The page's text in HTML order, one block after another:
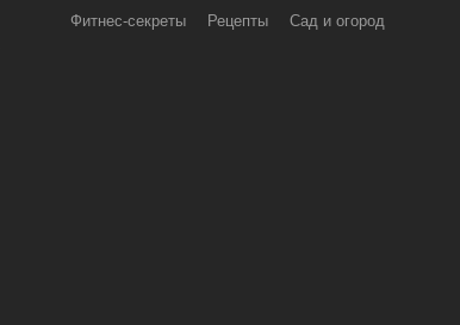
Фитнес-секреты Рецепты Сад и огород